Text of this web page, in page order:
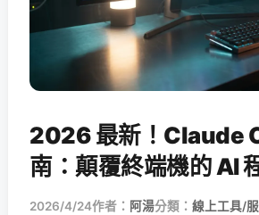
2026 最新！Claude
南：顛覆終端機的 AI
2026/4/24作者： 阿湯分類： 線上工具/